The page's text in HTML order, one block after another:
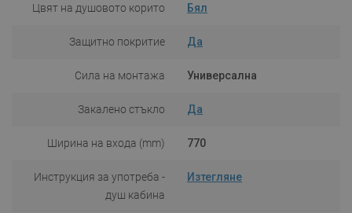
Цвят на душовото корито Бял
Защитно покритие Да
Сила на монтажа Универсална
Закалено стъкло Да
Ширина на входа (mm) 770
Инструкция за употреба -
душ кабина
Изтегляне